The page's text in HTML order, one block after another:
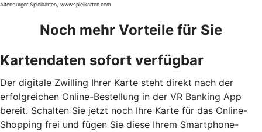
Altenburger Spielkarten, www.spielkarten.com
Noch mehr Vorteile für Sie
Kartendaten sofort verfügbar
Der digitale Zwilling Ihrer Karte steht direkt nach der
erfolgreichen Online-Bestellung in der VR Banking App
bereit. Schalten Sie jetzt noch Ihre Karte für das Online-
Shopping frei und fügen Sie diese Ihrem Smartphone-